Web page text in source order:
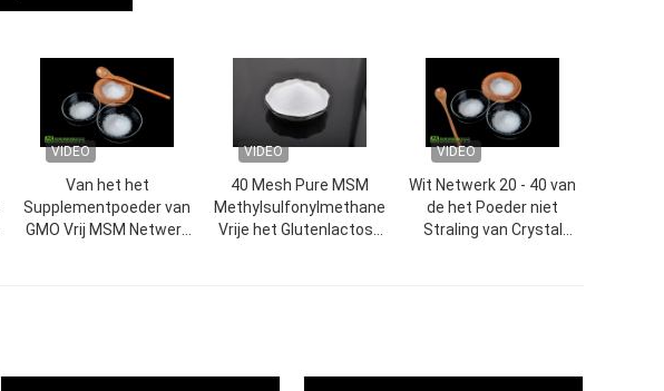
VIDEO
Van het het
Supplementpoeder van
GMO Vrij MSM Netwerk
VIDEO
40 Mesh Pure MSM
Methylsulfonylmethane
Vrije het Glutenlactose
VIDEO
Wit Netwerk 20 - 40 van
de het Poeder niet
Straling van Crystal